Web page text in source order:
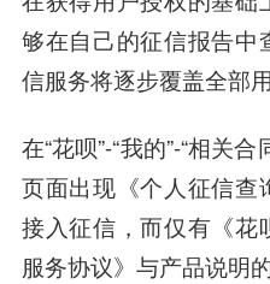
够在自己的征信报告中
信服务将逐步覆盖全部用
在“花呗”-“我的”-“相关
页面出现《个人征信查
接入征信，而仅有《花
服务协议》与产品说明